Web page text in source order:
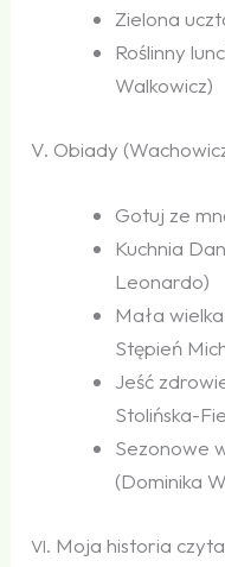
Zielona
Roślinny
Walkowicz)
V. Obiady
Gotuj ze
Kuchnia
Leonardo)
Mała
Stępień
Jeść
Stolińska-
Sezonowe
(Dominika
VI. Moja historia